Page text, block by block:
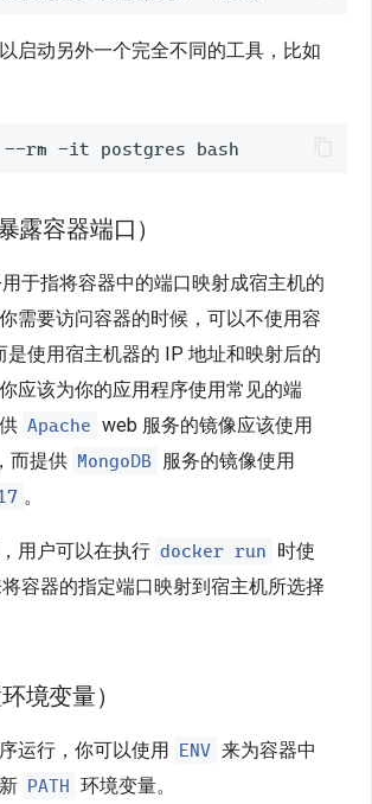
启动另外一个完全不同的工具，比如
露容器端口）
于指将容器中的端口映射成宿主机的
需要访问容器的时候，可以不使用容
是使用宿主机器的 IP 地址和映射后的
应该为你的应用程序使用常见的端
Apache web 服务的镜像应该使用
，而提供 MongoDB 服务的镜像使用
。
用户可以在执行 docker run 时使
容器的指定端口映射到宿主机所选择
境变量）
运行，你可以使用 ENV 来为容器中
PATH 环境变量。